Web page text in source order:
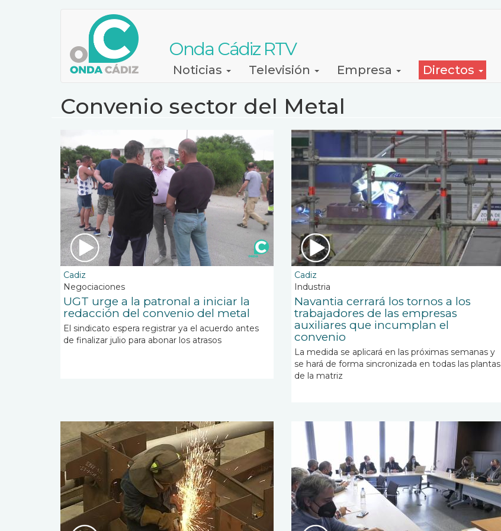
Onda Cádiz RTV
NavegaciónNoticias Televisión Empresa Directos
Convenio sector del Metal
Cadiz
Negociaciones
UGT urge a la patronal a iniciar la
redacción del convenio del metal
El sindicato espera registrar ya el acuerdo antes
de finalizar julio para abonar los atrasos
Cadiz
Industria
Navantia cerrará los tornos a los
trabajadores de las empresas
auxiliares que incumplan el
convenio
La medida se aplicará en las próximas semanas y
se hará de forma sincronizada en todas las plantas
de la matriz